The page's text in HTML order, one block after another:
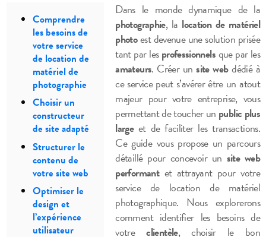
Comprendre
les besoins de
votre service
de location de
matériel de
photographie
Choisir un
constructeur
de site adapté
Structurer le
contenu de
votre site web
Optimiser le
design et
l’expérience
utilisateur
Dans le monde dynamique de la
photographie, la location de matériel
photoest devenue une solution prisée
tant par lesprofessionnelsque par les
amateurs. Créer unsite webdédié à
ce service peut s’avérer être un atout
majeur pour votre entreprise, vous
permettant de toucher un public plus
largeet de faciliter les transactions.
Ce guide vous propose un parcours
détaillé pour concevoir un site web
performantet attrayant pour votre
service de location de matériel
photographique. Nous explorerons
comment identifier les besoins de
votreclientèle, choisir le bon